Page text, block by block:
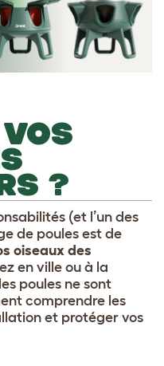
?
(et l’un des
de poules est de
oiseaux des
en ville ou à la
poules ne sont
comprendre les
et protéger vos